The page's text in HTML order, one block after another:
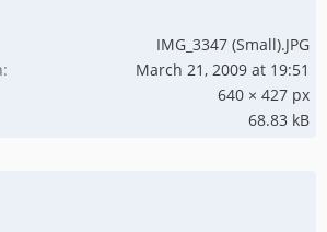
IMG_3347 (Small).JPG
March 21, 2009 at 19:51
640 × 427 px
68.83 kB